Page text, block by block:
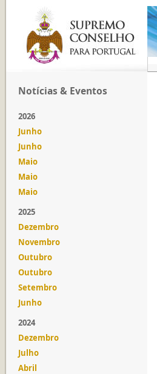
Notícias & Eventos
2026
Junho
Junho
Maio
Maio
Maio
2025
Dezembro
Novembro
Outubro
Outubro
Setembro
Junho
2024
Dezembro
Julho
Abril